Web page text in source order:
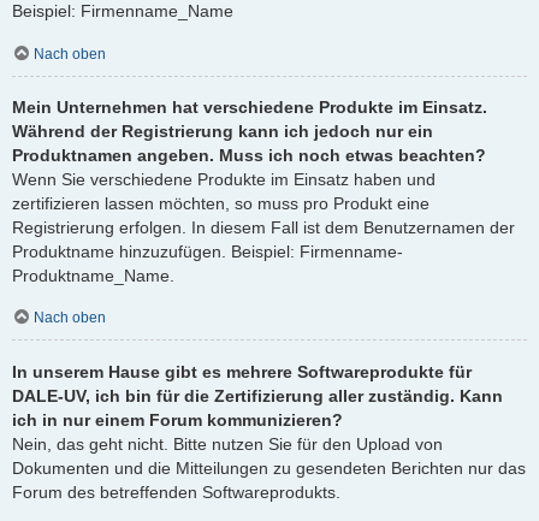
Beispiel: Firmenname_Name
Nach oben
Mein Unternehmen hat verschiedene Produkte im Einsatz.
Während der Registrierung kann ich jedoch nur ein
Produktnamen angeben. Muss ich noch etwas beachten?
Wenn Sie verschiedene Produkte im Einsatz haben und
zertifizieren lassen möchten, so muss pro Produkt eine
Registrierung erfolgen. In diesem Fall ist dem Benutzernamen der
Produktname hinzuzufügen. Beispiel: Firmenname-
Produktname_Name.
Nach oben
In unserem Hause gibt es mehrere Softwareprodukte für
DALE-UV, ich bin für die Zertifizierung aller zuständig. Kann
ich in nur einem Forum kommunizieren?
Nein, das geht nicht. Bitte nutzen Sie für den Upload von
Dokumenten und die Mitteilungen zu gesendeten Berichten nur das
Forum des betreffenden Softwareprodukts.